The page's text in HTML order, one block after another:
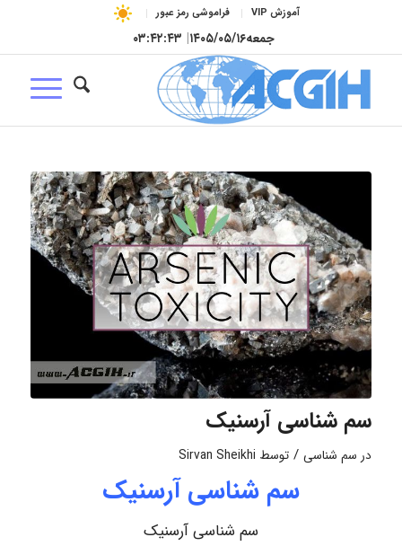
آموزش VIP فراموشی رمز عبور
جمعه۱۴۰۵/۰۵/۱۶| ۰۳:۴۲:۴۴
سم شناسی آرسنیک
در سم شناسی / توسط Sirvan Sheikhi
سم شناسی آرسنیک
سم شناسی آرسنیک